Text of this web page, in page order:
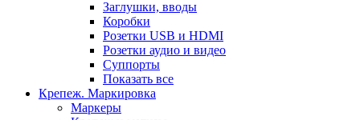
Заглушки, вводы
Коробки
Розетки USB и HDMI
Розетки аудио и видео
Суппорты
Показать все
Крепеж. Маркировка
Маркеры